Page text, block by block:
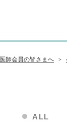
医師会員の皆さまへ
ALL